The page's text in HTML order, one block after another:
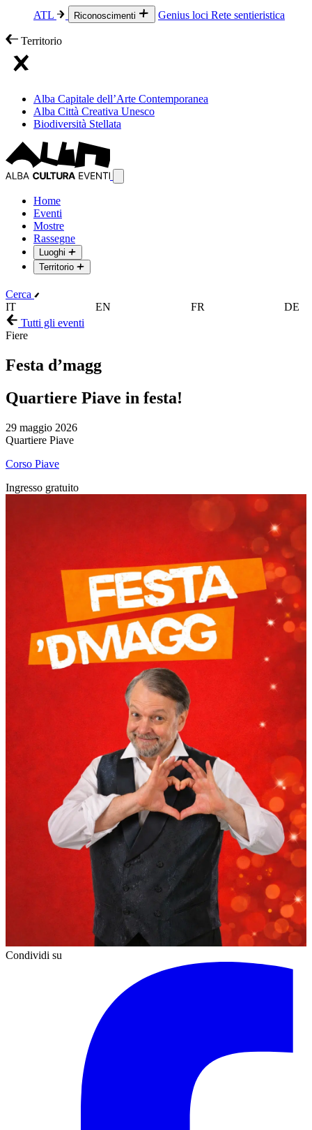
ATL Riconoscimenti Genius loci Rete sentieristica
Territorio
Alba Capitale dell’Arte Contemporanea
Alba Città Creativa Unesco
Biodiversità Stellata
Home
Eventi
Mostre
Rassegne
Luoghi
Territorio
Cerca
IT
EN FR
DE
Tutti gli eventi
Fiere
Festa d’magg
Quartiere Piave in festa!
29 maggio 2026
Quartiere Piave
Corso Piave
Ingresso gratuito
Condividi su